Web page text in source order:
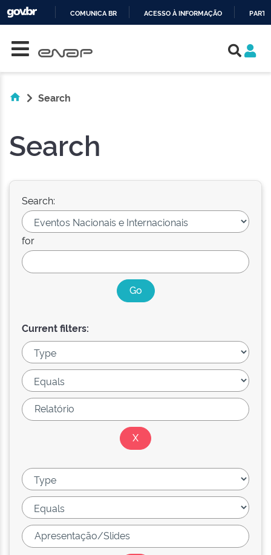
COMUNICA BR ACESSO À INFORMAÇÃO
Search
Search
Search:
for
Current filters: